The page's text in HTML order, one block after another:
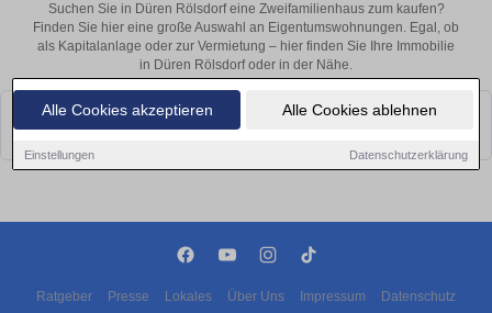
Alle Cookies akzeptieren Alle Cookies ablehnen
Einstellungen Datenschutzerklärung
Suchen Sie in Düren Rölsdorf eine Zweifamilienhaus zum kaufen?
Finden Sie hier eine große Auswahl an Eigentumswohnungen. Egal, ob
als Kapitalanlage oder zur Vermietung – hier finden Sie Ihre Immobilie
in Düren Rölsdorf oder in der Nähe.
Leider konnten wir derzeit keine passenden Objekte finden. Schauen Sie
bald wieder vorbei!
Ratgeber Presse Lokales Über Uns Impressum Datenschutz